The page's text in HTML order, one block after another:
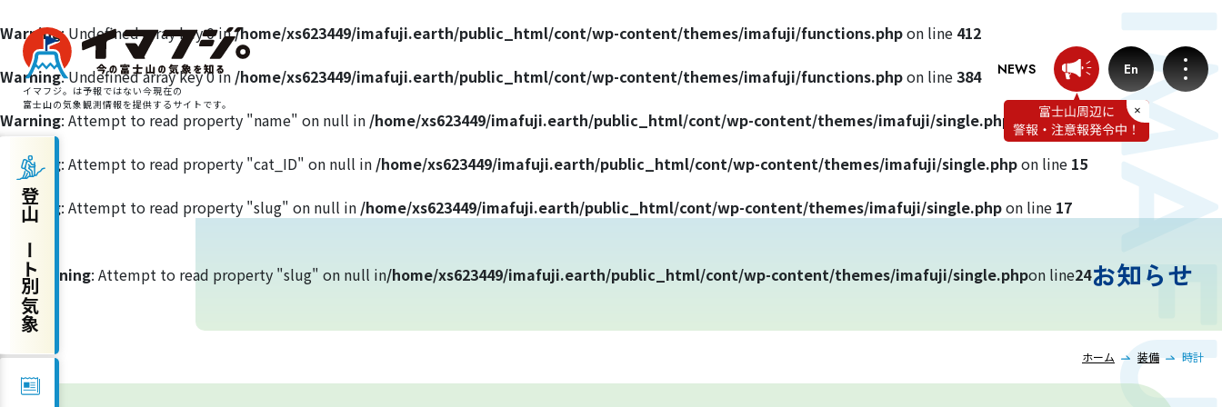
イマフジ。は予報ではない今現在の
富士山の気象観測情報を提供するサイトです。
NEWS En
登山ルート別気象
プリンスルート
御殿場ルート
須走ルート
富士山まめ知識
雷の危険性
富士山の気象の特徴
富士山の登山シーズンと装備
お知らせ
いまふじぃ～さんの部屋
登山ルート別気象
Warning: Undefined array key 0 in/home/xs623449/imafuji.earth/public_html/cont/wp-content/themes/imafuji/functions.phpon line 412
Warning: Undefined array key 0 in /home/xs623449/imafuji.earth/public_html/cont/wp-content/themes/imafuji/functions.phpon line384
Warning: Attempt to read property "name" on null in /home/xs623449/imafuji.earth/public_html/cont/wp-content/themes/imafuji/single.php on line13
Warning: Attempt to read property "cat_ID" on null in /home/xs623449/imafuji.earth/public_html/cont/wp-content/themes/imafuji/single.phpon line 15
Warning: Attempt to read property "slug" on null in /home/xs623449/imafuji.earth/public_html/cont/wp-content/themes/imafuji/single.phpon line 17
Warning: Attempt to read property "slug" on null in/home/xs623449/imafuji.earth/public_html/cont/wp-content/themes/imafuji/single.phpon line24お知らせ
ホーム 装備 時計